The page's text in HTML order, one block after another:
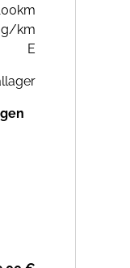
g/km
E